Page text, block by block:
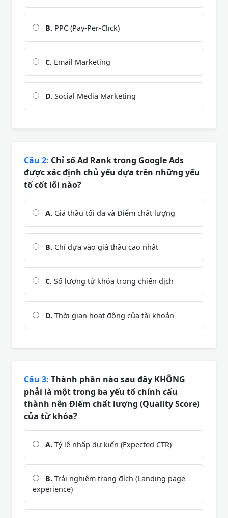
B. PPC (Pay-Per-Click)
C. Email Marketing
D. Social Media Marketing
Câu 2: Chỉ số Ad Rank trong Google Ads
được xác định chủ yếu dựa trên những yếu
tố cốt lõi nào?
A. Giá thầu tối đa và Điểm chất lượng
B. Chỉ dựa vào giá thầu cao nhất
C. Số lượng từ khóa trong chiến dịch
D. Thời gian hoạt động của tài khoản
Câu 3: Thành phần nào sau đây KHÔNG
phải là một trong ba yếu tố chính cấu
thành nên Điểm chất lượng (Quality Score)
của từ khóa?
A. Tỷ lệ nhấp dự kiến (Expected CTR)
B. Trải nghiệm trang đích (Landing page
experience)